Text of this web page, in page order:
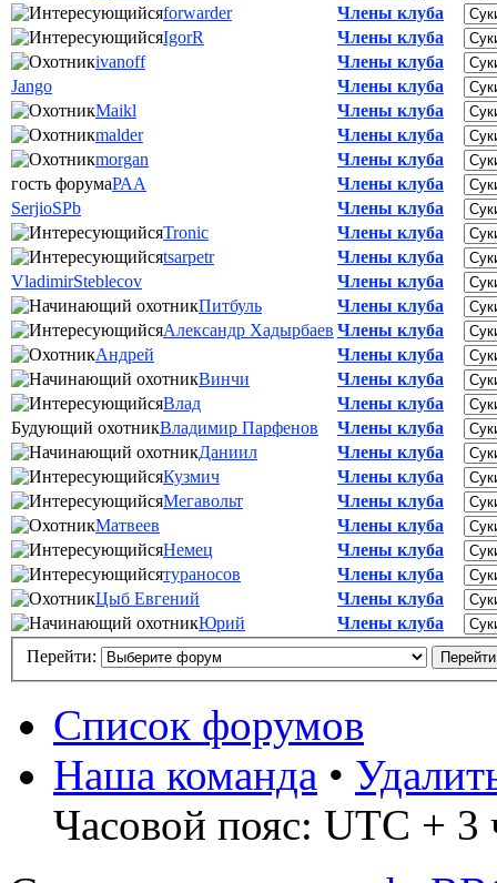
forwarder
Члены клуба
IgorR
Члены клуба
ivanoff
Члены клуба
Jango
Члены клуба
Maikl
Члены клуба
malder
Члены клуба
morgan
Члены клуба
гость форумаРАА
Члены клуба
SerjioSPb
Члены клуба
Tronic
Члены клуба
tsarpetr
Члены клуба
VladimirSteblecov
Члены клуба
Питбуль
Члены клуба
Александр Хадырбаев Члены клуба
Андрей
Члены клуба
Винчи
Члены клуба
Влад
Члены клуба
Будующий охотникВладимир Парфенов
Члены клуба
Даниил
Члены клуба
Кузмич
Члены клуба
Мегавольт
Члены клуба
Матвеев
Члены клуба
Немец
Члены клуба
тураносов
Члены клуба
Цыб Евгений
Члены клуба
Юрий
Члены клуба
Перейти:
Список форумов
Наша команда •
Часовой пояс: UTC + 3